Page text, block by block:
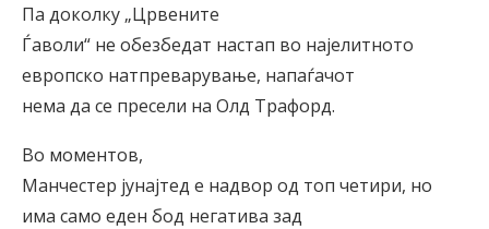
Па доколку „Црвените
Ѓаволи“ не обезбедат настап во најелитното
европско натпреварување, напаѓачот
нема да се пресели на Олд Трафорд.
Во моментов,
Манчестер јунајтед е надвор од топ четири, но
има само еден бод негатива зад